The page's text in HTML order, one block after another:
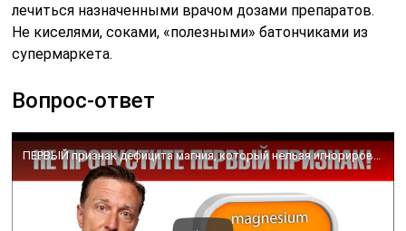
лечиться назначенными врачом дозами препаратов.
Не киселями, соками, «полезными» батончиками из
супермаркета.
Вопрос-ответ
ПЕРВЫЙ признак дефицита магния, который нельзя игнорировать! 🧐